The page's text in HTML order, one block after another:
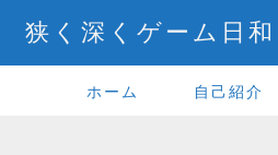
狭く深くゲーム日
ホーム 自己紹介